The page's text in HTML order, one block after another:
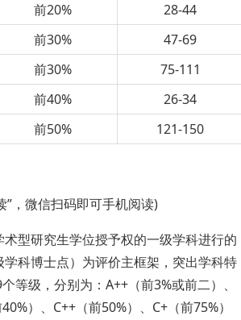
前20%
28-44
前30%
47-69
前30%
75-111
前40%
26-34
前50% 121-150
”，微信扫码即可手机阅读)
型研究生学位授予权的一级学科进行的
科博士点）为评价主框架，突出学科特
等级，分别为：A++（前3%或前二）、
）、C++（前50%）、C+（前75%）